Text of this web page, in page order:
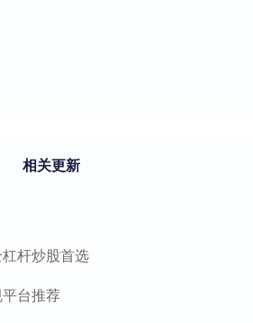
相关更新
杆炒股首选
台推荐